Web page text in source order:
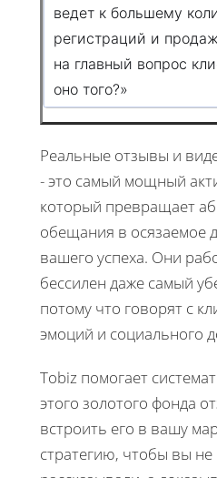
ведет к большему
регистраций и
на главный вопрос
оно того?»
Реальные отзывы и
- это самый мощный
который превращает
обещания в осязаемое
вашего успеха. Они
бессилен даже самый
потому что говорят с
эмоций и социального
Tobiz помогает
этого золотого фонда
встроить его в вашу
стратегию, чтобы вы не